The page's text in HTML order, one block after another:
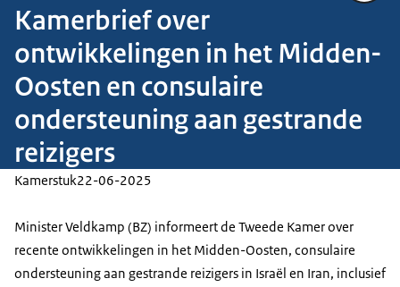
Kamerbrief over
ontwikkelingen in het Midden-
Oosten en consulaire
ondersteuning aan gestrande
reizigers
Kamerstuk22-06-2025
Minister Veldkamp (BZ) informeert de Tweede Kamer over
recente ontwikkelingen in het Midden-Oosten, consulaire
ondersteuning aan gestrande reizigers in Israël en Iran, inclusief